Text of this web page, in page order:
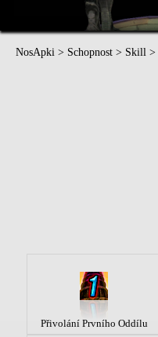
NosApki > Schopnost > Skill >
Přivolání Prvního Oddílu